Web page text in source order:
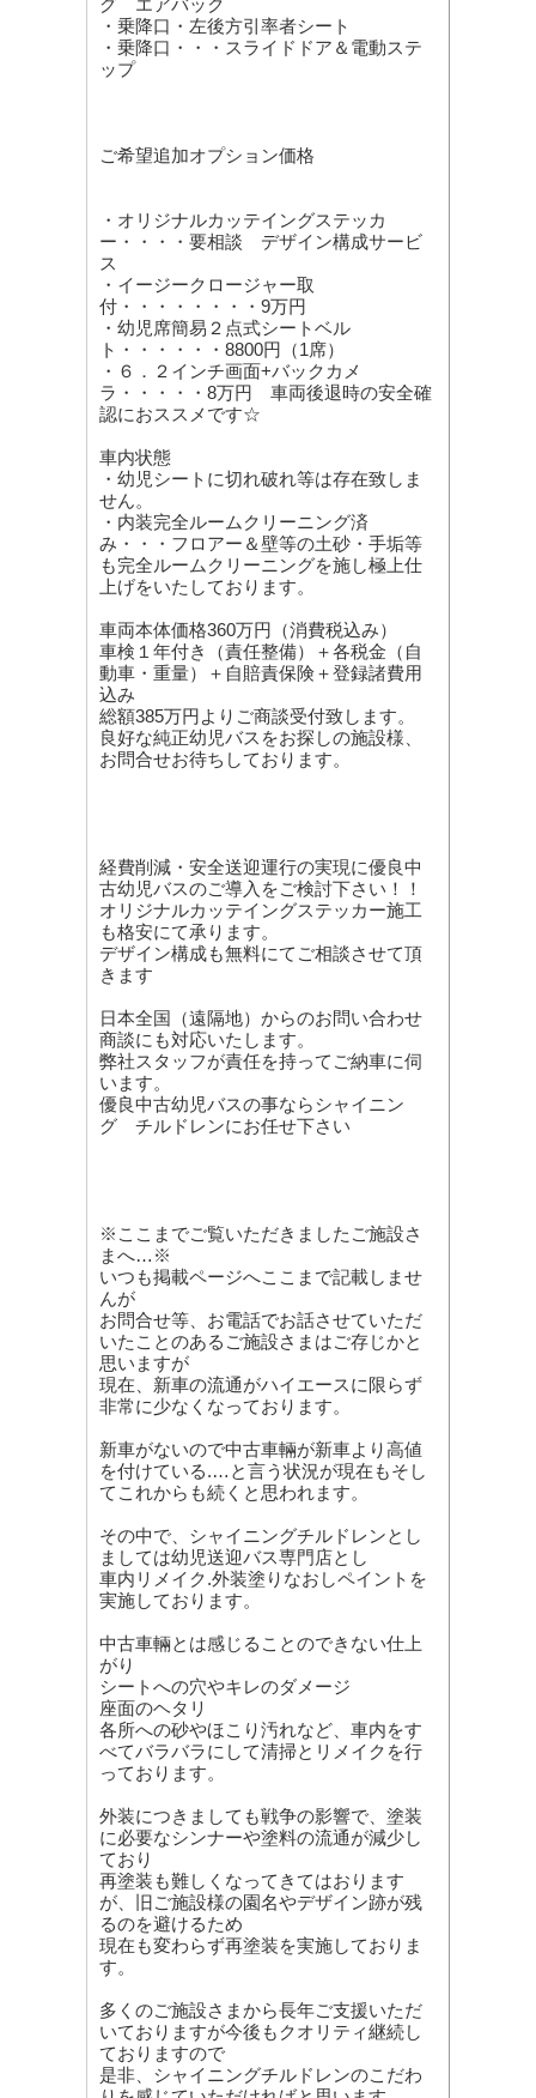
グ エアバック
・乗降口・左後方引率者シート
・乗降口・・・スライドドア＆電動ステ
ップ
ご希望追加オプション価格
・オリジナルカッテイングステッカ
ー・・・・要相談 デザイン構成サービ
ス
・イージークロージャー取
付・・・・・・・・9万円
・幼児席簡易２点式シートベル
ト・・・・・・8800円（1席）
・６．２インチ画面+バックカメ
ラ・・・・・8万円 車両後退時の安全確
認におススメです☆
車内状態
・幼児シートに切れ破れ等は存在致しま
せん。
・内装完全ルームクリーニング済
み・・・フロアー＆壁等の土砂・手垢等
も完全ルームクリーニングを施し極上仕
上げをいたしております。
車両本体価格360万円（消費税込み）
車検１年付き（責任整備）＋各税金（自
動車・重量）＋自賠責保険＋登録諸費用
込み
総額385万円よりご商談受付致します。
良好な純正幼児バスをお探しの施設様、
お問合せお待ちしております。
経費削減・安全送迎運行の実現に優良中
古幼児バスのご導入をご検討下さい！！
オリジナルカッテイングステッカー施工
も格安にて承ります。
デザイン構成も無料にてご相談させて頂
きます
日本全国（遠隔地）からのお問い合わせ
商談にも対応いたします。
弊社スタッフが責任を持ってご納車に伺
います。
優良中古幼児バスの事ならシャイニン
グ チルドレンにお任せ下さい
※ここまでご覧いただきましたご施設さ
まへ…※
いつも掲載ページへここまで記載しませ
んが
お問合せ等、お電話でお話させていただ
いたことのあるご施設さまはご存じかと
思いますが
現在、新車の流通がハイエースに限らず
非常に少なくなっております。
新車がないので中古車輛が新車より高値
を付けている.…と言う状況が現在もそし
てこれからも続くと思われます。
その中で、シャイニングチルドレンとし
ましては幼児送迎バス専門店とし
車内リメイク.外装塗りなおしペイントを
実施しております。
中古車輛とは感じることのできない仕上
がり
シートへの穴やキレのダメージ
座面のヘタリ
各所への砂やほこり汚れなど、車内をす
べてバラバラにして清掃とリメイクを行
っております。
外装につきましても戦争の影響で、塗装
に必要なシンナーや塗料の流通が減少し
ており
再塗装も難しくなってきてはおります
が、旧ご施設様の園名やデザイン跡が残
るのを避けるため
現在も変わらず再塗装を実施しておりま
す。
多くのご施設さまから長年ご支援いただ
いておりますが今後もクオリティ継続し
ておりますので
是非、シャイニングチルドレンのこだわ